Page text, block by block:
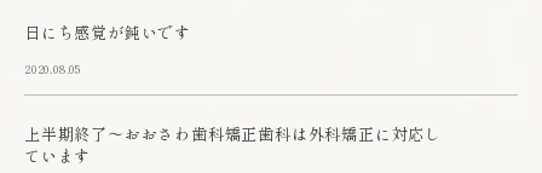
日にち感覚が鈍いです
2020.08.05
上半期終了～おおさわ歯科矯正歯科は外科矯正に対応し
ています